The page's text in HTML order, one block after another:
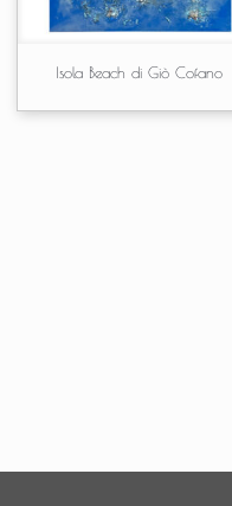
Isola Beach di Giò Cofano